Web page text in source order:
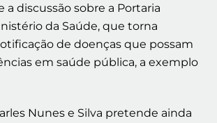
a discussão sobre a Portaria
da Saúde, que torna
de doenças que possam
em saúde pública, a exemplo
Nunes e Silva pretende ainda